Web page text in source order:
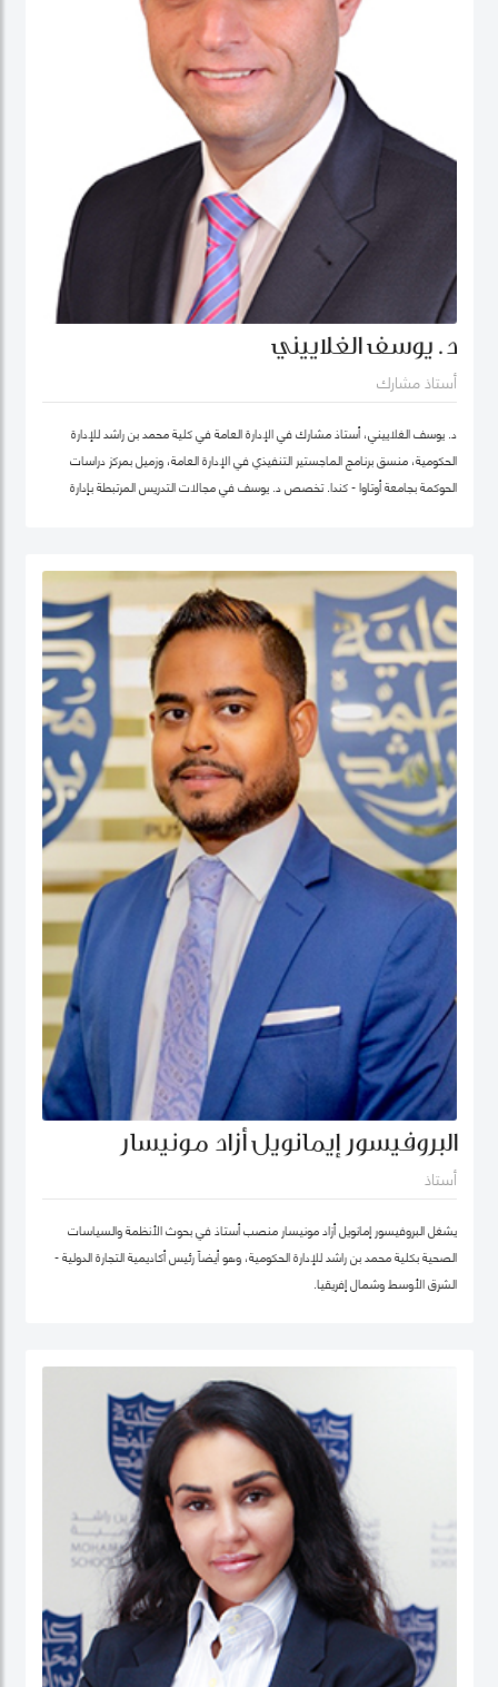
د. يوسف الغلاييني
أستاذ مشارك
د. يوسف الغلاييني، أستاذ مشارك في الإدارة العامة في كلية محمد بن راشد للإدارة
الحكومية، منسق برنامج الماجستير التنفيذي في الإدارة العامة، وزميل بمركز دراسات
الحوكمة بجامعة أوتاوا - كندا. تَخصص د. يوسف في مجالات التدريس المرتبطة بإدارة
العامة. قبل التحاقه بكلية محمد بن راشد للإدارة الحكومية، عمل الدكتور يوسف كأستاذ
مساعد وشغل منصب مدير برنامج إدارة الموارد البشرية في كلية إدارة الأعمال في الكلية
الأسترالية في دولة الكويت. قبل ذلك، عمل كمستشار للحكومة الاتحادية في كندا في عدد
من المشاريع المرتبطة بالتطوير المؤسسي و بناء القدرات التنظيمية حيث قام بتصميم
وتنفيذ العديد من برامج التدريب للحكومة الاتحادية بما في ذلك مجالات التفكير
الاستراتيجي والإدارة القائمة على النتائج تحت بند تنفيذ البرامج الحكومية والسياسات
العامة.
البروفيسور إيمانويل أزاد مونيسار
أستاذ
يشغل البروفيسور إمانويل أزاد مونيسار منصب أستاذ في بحوث الأنظمة والسياسات
الصحية بكلية محمد بن راشد للإدارة الحكومية، وهو أيضاً رئيس أكاديمية التجارة الدولية -
الشرق الأوسط وشمال إفريقيا.